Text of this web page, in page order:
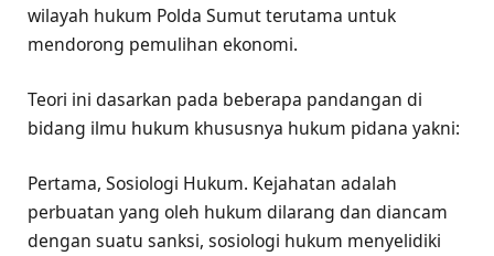
wilayah hukum Polda Sumut terutama untuk
mendorong pemulihan ekonomi.
Teori ini dasarkan pada beberapa pandangan di
bidang ilmu hukum khususnya hukum pidana yakni:
Pertama, Sosiologi Hukum. Kejahatan adalah
perbuatan yang oleh hukum dilarang dan diancam
dengan suatu sanksi, sosiologi hukum menyelidiki